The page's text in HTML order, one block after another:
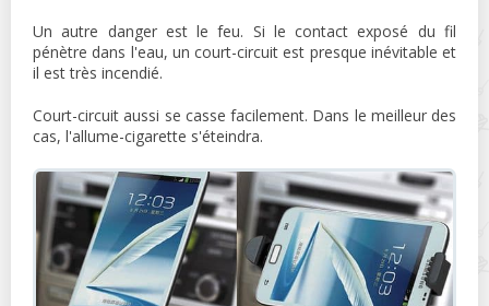
Un autre danger est le feu. Si le contact exposé du fil
pénètre dans l'eau, un court-circuit est presque inévitable et
il est très incendié.
Court-circuit aussi se casse facilement. Dans le meilleur des
cas, l'allume-cigarette s'éteindra.